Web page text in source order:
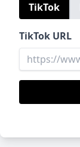
TikTok
TikTok URL